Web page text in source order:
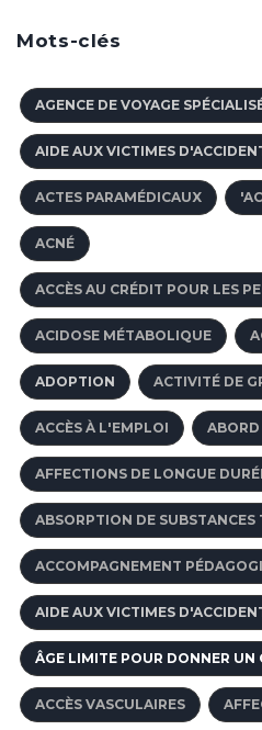
Mots-clés
AGENCE DE VOYAGE
AIDE AUX VICTIMES
ACTES PARAMÉDICAUX
ACNÉ
ACCÈS AU CRÉDIT POUR LES
ACIDOSE MÉTABOLIQUE
ADOPTION ACTIVITÉ DE
ACCÈS À L'EMPLOI
AFFECTIONS DE LONGUE
ABSORPTION DE SUBSTANCES
ACCOMPAGNEMENT
AIDE AUX VICTIMES
ÂGE LIMITE POUR DONNER UN
ACCÈS VASCULAIRES